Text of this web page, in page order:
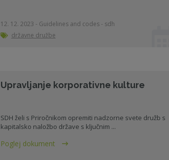
12. 12. 2023 - Guidelines and codes - sdh
državne družbe
Upravljanje korporativne kulture
SDH želi s Priročnikom opremiti nadzorne svete družb s
kapitalsko naložbo države s ključnim ...
Poglej dokument